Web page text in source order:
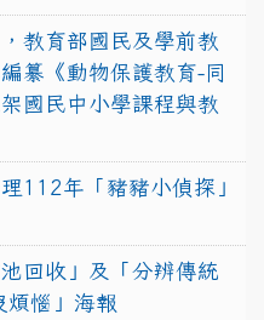
教育部國民及學前教
纂《動物保護教育-同
國民中小學課程與教
112年「豬豬小偵探」
回收」及「分辨傳統
煩惱」海報